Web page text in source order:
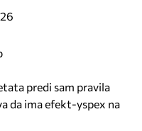
predi sam pravila
da ima efekt-yspex na